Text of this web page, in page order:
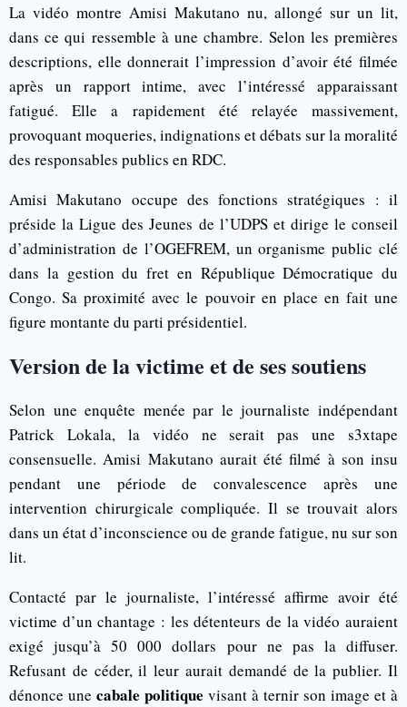
La vidéo montre Amisi Makutano nu, allongé sur un lit,
dans ce qui ressemble à une chambre. Selon les premières
descriptions, elle donnerait l’impression d’avoir été filmée
après un rapport intime, avec l’intéressé apparaissant
fatigué. Elle a rapidement été relayée massivement,
provoquant moqueries, indignations et débats sur la moralité
des responsables publics en RDC.
Amisi Makutano occupe des fonctions stratégiques : il
préside la Ligue des Jeunes de l’UDPS et dirige le conseil
d’administration de l’OGEFREM, un organisme public clé
dans la gestion du fret en République Démocratique du
Congo. Sa proximité avec le pouvoir en place en fait une
figure montante du parti présidentiel.
Version de la victime et de ses soutiens
Selon une enquête menée par le journaliste indépendant
Patrick Lokala, la vidéo ne serait pas une s3xtape
consensuelle. Amisi Makutano aurait été filmé à son insu
pendant une période de convalescence après une
intervention chirurgicale compliquée. Il se trouvait alors
dans un état d’inconscience ou de grande fatigue, nu sur son
lit.
Contacté par le journaliste, l’intéressé affirme avoir été
victime d’un chantage : les détenteurs de la vidéo auraient
exigé jusqu’à 50 000 dollars pour ne pas la diffuser.
Refusant de céder, il leur aurait demandé de la publier. Il
dénonce une cabale politique visant à ternir son image et à